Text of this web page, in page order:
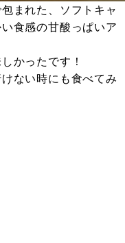
まれた、ソフトキャ
食感の甘酸っぱいア
かったです！
ない時にも食べてみ